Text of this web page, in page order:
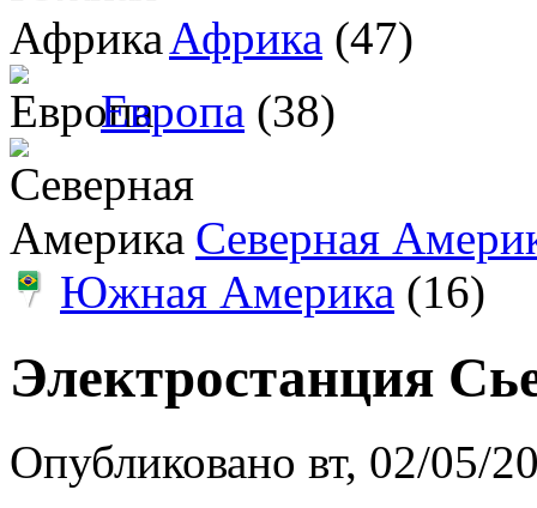
Африка (47)
Европа (38)
Северная
Южная Америка (16)
Электростанция
Опубликовано вт, 02/05/